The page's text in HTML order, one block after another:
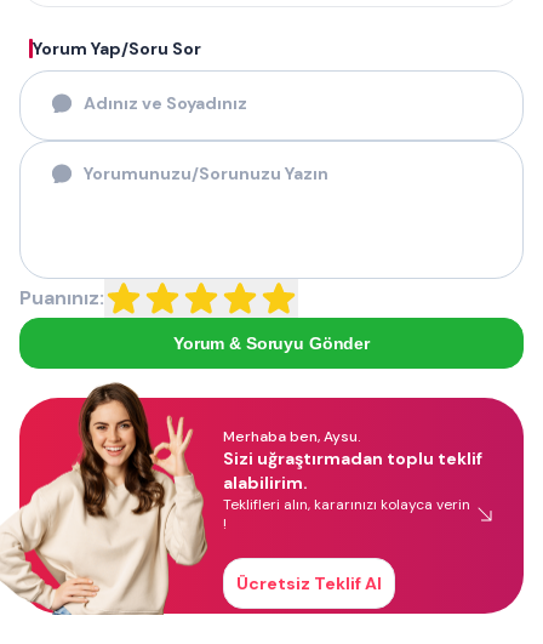
Yorum Yap/Soru Sor
Puanınız:
Yorum & Soruyu Gönder
Merhaba ben, Aysu.
Sizi uğraştırmadan toplu teklif
alabilirim.
Teklifleri alın, kararınızı kolayca verin
!
Ücretsiz Teklif Al